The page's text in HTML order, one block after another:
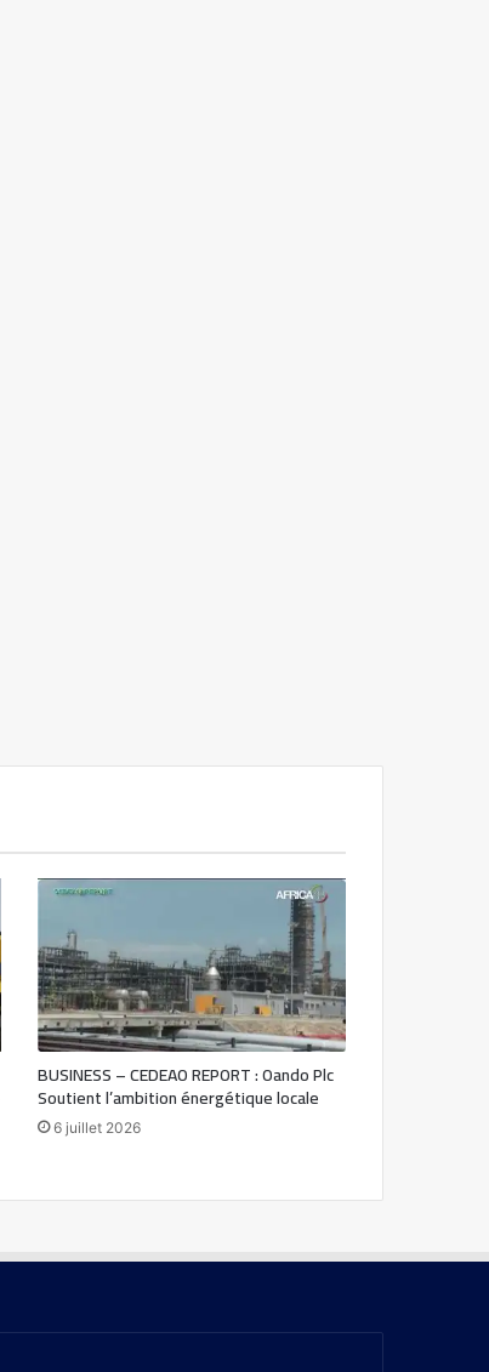
BUSINESS – CEDEAO REPORT : Oando Plc
Soutient l’ambition énergétique locale
6 juillet 2026